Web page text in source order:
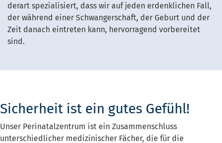
derart spezialisiert, dass wir auf jeden erdenklichen Fall,
der während einer Schwangerschaft, der Geburt und der
Zeit danach eintreten kann, hervorragend vorbereitet
sind.
Sicherheit ist ein gutes Gefühl!
Unser Perinatalzentrum ist ein Zusammenschluss
unterschiedlicher medizinischer Fächer, die für die